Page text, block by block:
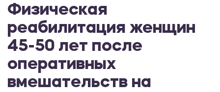
Физическая
реабилитация женщин
45-50 лет после
оперативных
вмешательств на